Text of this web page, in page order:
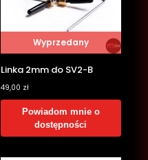
Wyprzedany
Linka 2mm do SV2-B
49,00 zł
Powiadom mnie o
dostępności